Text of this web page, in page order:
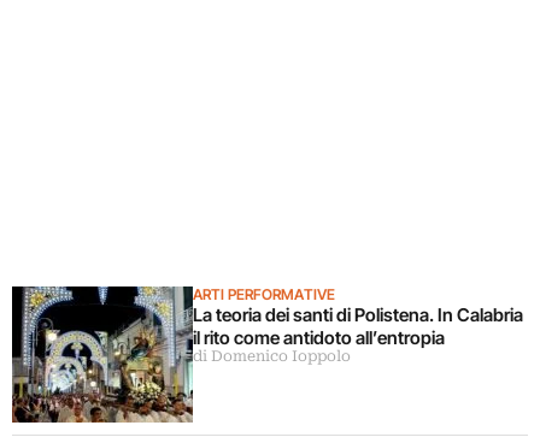
ARTI PERFORMATIVE
La teoria dei santi di Polistena. In Calabria
il rito come antidoto all’entropia
di Domenico Ioppolo